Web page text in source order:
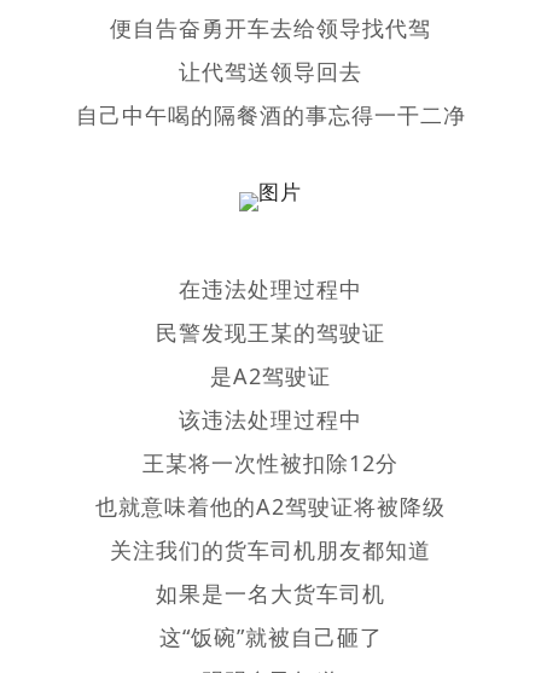
便自告奋勇开车去给领导找代驾
让代驾送领导回去
自己中午喝的隔餐酒的事忘得一干二净
在违法处理过程中
民警发现王某的驾驶证
是A2驾驶证
该违法处理过程中
王某将一次性被扣除12分
也就意味着他的A2驾驶证将被降级
关注我们的货车司机朋友都知道
如果是一名大货车司机
这“饭碗”就被自己砸了